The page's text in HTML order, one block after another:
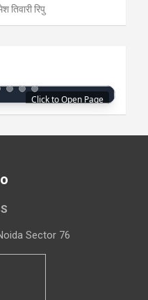
तिवारी रिपु
Click to Open Page
Sector 76